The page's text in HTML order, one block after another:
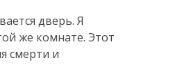
дверь. Я
же комнате. Этот
смерти и